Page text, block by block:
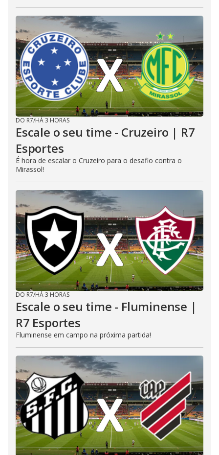
DO R7/HÁ 3 HORAS
Escale o seu time - Cruzeiro | R7
Esportes
É hora de escalar o Cruzeiro para o desafio contra o
Mirassol!
DO R7/HÁ 3 HORAS
Escale o seu time - Fluminense |
R7 Esportes
Fluminense em campo na próxima partida!